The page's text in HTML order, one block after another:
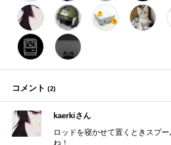
コメント (2)
kaerkiさん
ロッドを寝かせて置くときスプ
ね！